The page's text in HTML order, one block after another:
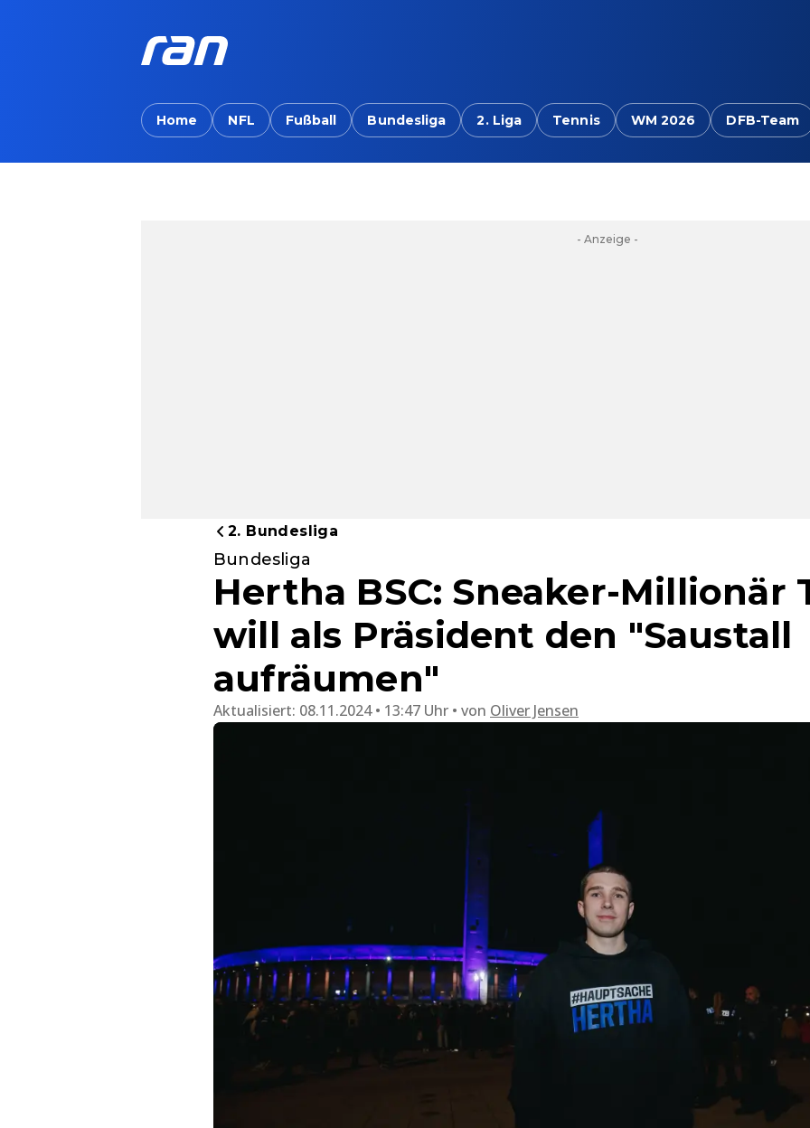
Home NFL Fußball Bundesliga 2. Liga Tennis WM 2026 DFB-Team
- Anzeige -
2. Bundesliga
Bundesliga
Hertha BSC: Sneaker-Millionär
will als Präsident den "Saustall
aufräumen"
Aktualisiert: 08.11.2024 • 13:47 Uhr von Oliver Jensen